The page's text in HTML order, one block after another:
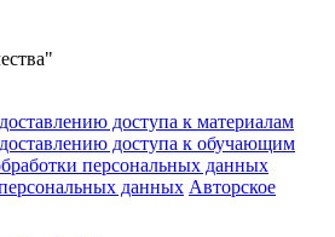
доступа к материалам
доступа к обучающим
персональных данных
данных Авторское